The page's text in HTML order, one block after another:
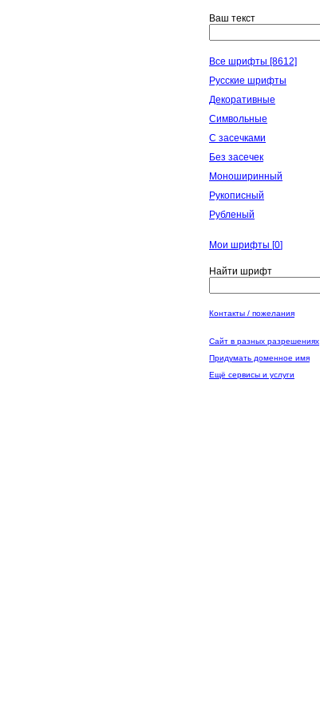
Ваш текст
Все шрифты [8612]
Русские шрифты
Декоративные
Символьные
С засечками
Без засечек
Моноширинный
Рукописный
Рубленый
Мои шрифты [0]
Найти шрифт
Контакты / пожелания
Сайт в разных разрешениях
Придумать доменное имя
Ещё сервисы и услуги